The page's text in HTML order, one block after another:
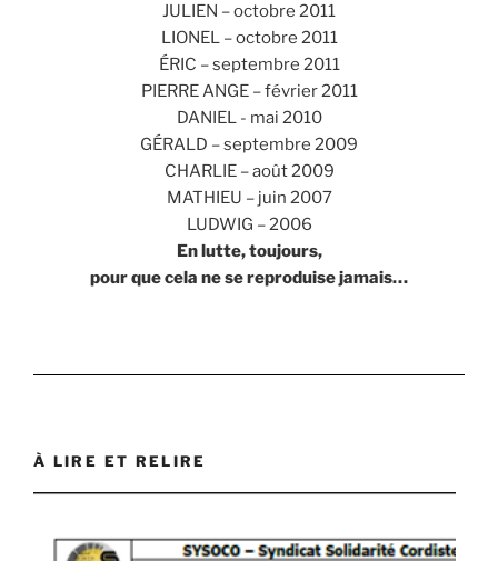
JULIEN – octobre 2011
LIONEL – octobre 2011
ÉRIC – septembre 2011
PIERRE ANGE – février 2011
DANIEL - mai 2010
GÉRALD – septembre 2009
CHARLIE – août 2009
MATHIEU – juin 2007
LUDWIG – 2006
En lutte, toujours,
pour que cela ne se reproduise jamais…
À LIRE ET RELIRE